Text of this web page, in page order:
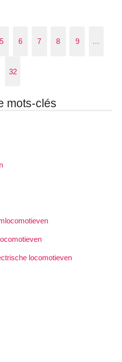
5 6 7 8 9 …
32
mots-clés
locomotieven